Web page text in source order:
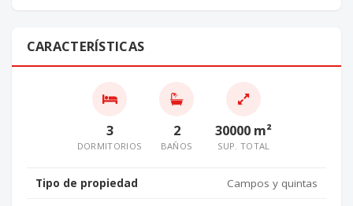
CARACTERÍSTICAS
3
DORMITORIOS
2
BAÑOS
30000 m²
SUP. TOTAL
Tipo de propiedad Campos y quintas